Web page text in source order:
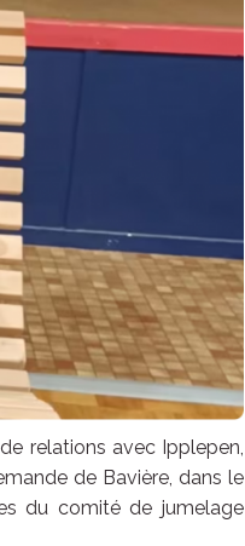
relations avec Ipplepen,
de Bavière, dans le
du comité de jumelage